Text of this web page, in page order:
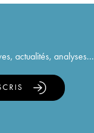
actualités, analyses...